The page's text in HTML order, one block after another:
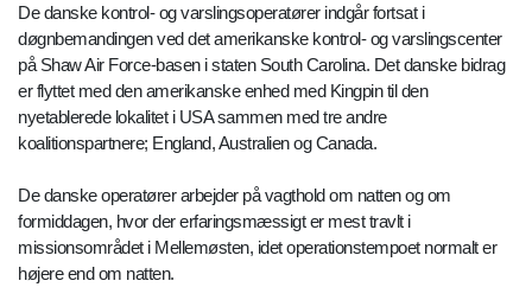
De danske kontrol- og varslingsoperatører indgår fortsat i
døgnbemandingen ved det amerikanske kontrol- og varslingscenter
på Shaw Air Force-basen i staten South Carolina. Det danske bidrag
er flyttet med den amerikanske enhed med Kingpin til den
nyetablerede lokalitet i USA sammen med tre andre
koalitionspartnere; England, Australien og Canada.
De danske operatører arbejder på vagthold om natten og om
formiddagen, hvor der erfaringsmæssigt er mest travlt i
missionsområdet i Mellemøsten, idet operationstempoet normalt er
højere end om natten.